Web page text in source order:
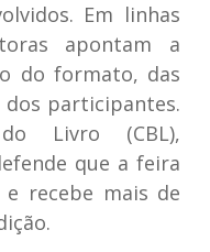
Em linhas
apontam a
do formato, das
dos participantes.
Livro (CBL),
que a feira
recebe mais de